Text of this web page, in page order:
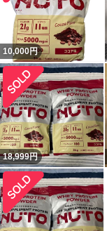
10,000円
18,999円